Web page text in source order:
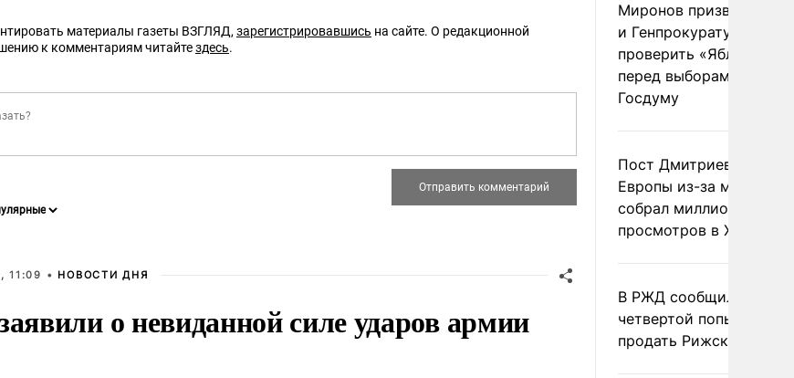
материалы газеты ВЗГЛЯД, зарегистрировавшись на сайте. О редакционной
к комментариям читайтездесь.
11:09 • НОВОСТИ ДНЯ
о невиданной силе ударов армии
Миронов призвал
и Генпрокуратуру
проверить «Яблоко»
перед выборами в
Госдуму
Пост Дмитриева о
Европы из-за
собрал миллион
просмотров в X
В РЖД сообщили о
четвертой попытке
продать Рижский